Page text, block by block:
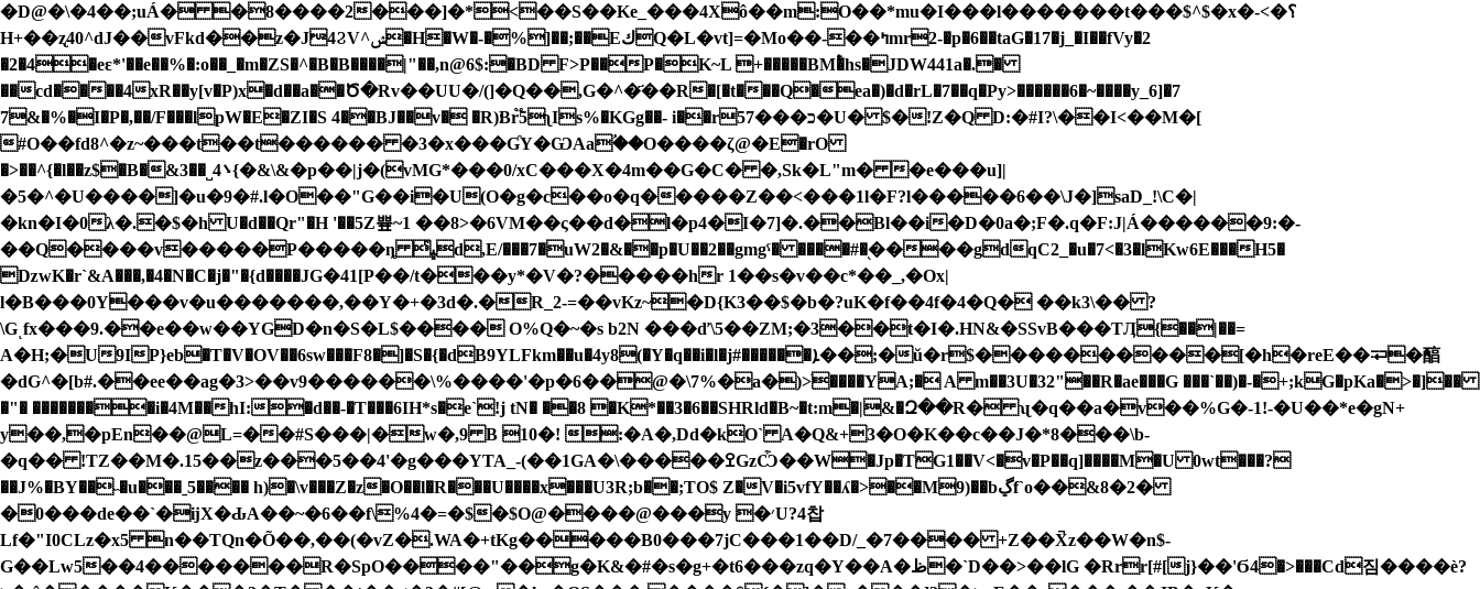
�D@�\�4��;uÁ� �8����2���]�*<��S��Ke_���4Xô��m:O��*mu�I���l�������t���$^$�x�-<�؟
H+��ʐ40^dJ��vFkd��z�J4ϨV^ݾ�H�W�-�%]��;��EكQ�L�vt]=�Mo��-��ߤmr2-�p�6��taG�17�j_�I��fVy�2
�2�4�eɛ*'��e��%�:o��_�m�ZS�^�B�B����|"��,n@6$:�BD F>P��P�K~L +�����BM�ͭhs�JDW441a�.�
��cd����4xR��y[v�P)x�d��a��Ծ�Rv��UU�/(]�Q��,G�^�҃��R�[�t���Q�ea�)�d�rL�7��q�Py>������6�~����y_6]�7
7&�%�I�P�,��/F���lpW�E�ZI�S 4��BJ��v� �R)׃Br֟5ʅIs%�KGg��- i��r5כ���7�U� $�!Z�Q D:�#I?\��I<��M�[
#O��fd8^�z~���t��t������ �3�x���ƓY�ѠAaؙ��O����ζ@�E�rO
�>��^{�l��z$�B�&3��˽4܌{�&\&�p��|j�(vМG*���0/xC���X�4m��G�C� �,Sk�L"m� �e���u]|
�5�^�U����]�u�9�#.l�O��"G��i�U(O�g�c��o�q�����Z��<���1l�F?l�����6��\J�]saD_!\C�|
�kn�I�0λ�.�$�h U�d��Qr"�H '��5Z쁖~1 ��8>�6VM��ς��d�l�p4�I�7]�.��Bl��i�D�0a�;F�.q�F:J|Á������9:�-
��Q����v�����P�����ȵ ͬﭝd,E/���7�uW2�&��p�U��2��gmgˤ� ����#�֭����gdqC2_�u�7<�3�lKw6E���H5�
ǲwK�r`&A���,�4�N�C�j�"�{d����ЈG�41[P��/t���y*�V�?�����hr 1��s�v��c*��_,�Ox|
l�B���0Y���v�u�������,��Y�+�3d�.�R_2-=��vKz~�D{K3��$�b�?uK�f��4f�4�Q� ��k3\�� ?
\Gͺfx���9.��e��w��YGD�n�S�L$���� O%Q�~�s b2N ���ď\5��ZM;�3��t�I�.HN&�SSvB���TӅ{��|��=
A�H;�U9IP}eb�T�V�OV��6sw���F8�]�S�{�dB9YLFkm��u�4y8(�Y�q��i�l�j#������ܐ��;�ŭ�r$����������[�h�reE��⮒�醕
�dԌ^�[b#.��ee��ag�3>��v9������\%����'�p�6��@�\7%�a�)>ֺ����YA;� A m��3U�32"��R�ae���G ���`��)�-�+;kG�pKa�>�]��
�"� ��������i�4M��hI:�d��-�T���6IH*s�e`!j tN� ��8 �K*��3�6��SHRld�B~�t:m�|&�Զ��R� ʯ�q��a�v��%G�-1!-�U��*e�gN+
y��,�pEn��@L=��#S���|�w�,9 B 10�! :�А�,Dd�kO` A�Q&+3�O�K��c��J�*8���\b-
�q�� !TZ��M�.15��z���5��4'�g���YTA_-(��1GA�\�����ߐGzѼ��W�Jp�TG1��V<�v�P��q]����M�U 0wt���?
��J%�BY��˵�u���ˍ5���� h)�\v���Z�z�O��l�R���U����x���U3R;b��;TO$ Z�V�i5vfY��ʎ�>��M9)��bڲf`o��&8�2�
�0���de��`�ĳX�ԂA��~�6��f\%4�=�$�$O@����@���y �׳U?4찹
Lf�"I0CLz�x5 n��TQn�Õ��,��(�vZ�.WA�+tKg�����B0���7jC���1��D/_�7���� +Z��X̚z��W�n$-
G��Lw5��4�������R�SpO����"��g�K&�#�s�g+�t6���zq�Y��A�ظ�`D��>��lG �Rrr[#[j}��'Ϭ4�>���Cd짐����è?